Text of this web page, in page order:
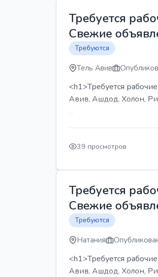
Требуется
Свежие
Требуются
Тель Авив
<h1>Требуется
Авив, Ашдод, Холон,
...
39 просмотров
Требуется
Свежие
Требуются
Натания
<h1>Требуется
Авив, Ашдод, Холон,